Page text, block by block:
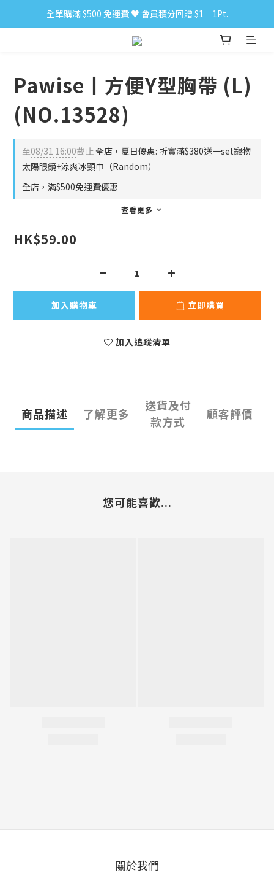
小食購滿 $300 順豐免運費 ‼
全單購滿 $500 免運費 ♥︎ 會員積分回贈 $1＝1Pt.
小食購滿 $300 順豐免運費 ‼
Pawise丨方便Y型胸帶 (L)
(NO.13528)
至08/31 16:00截止全店，夏日優惠: 折實滿$380送一set寵物
太陽眼鏡+涼爽冰頸巾（Random）
全店，滿$500免運費優惠
查看更多
HK$59.00
加入購物車 立即購買
加入追蹤清單
商品描述 了解更多
送貨及付
款方式
顧客評價
您可能喜歡...
關於我們